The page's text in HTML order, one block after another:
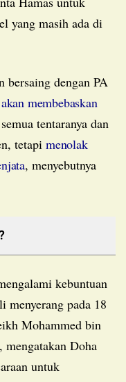
yang masih ada di
membebaskan
tentaranya dan
tetapi menolak
, menyebutnya
menyerang pada 18
Mohammed bin
Doha
untuk